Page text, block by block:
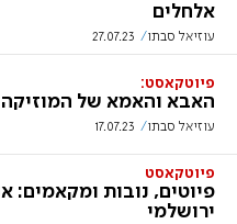
אלחלים
עוזיאל סבתו 27.07.23
פיוטקאסט:
האבא והאמא של
עוזיאל סבתו 17.07.23
פיוטקאסט
ירושלמי